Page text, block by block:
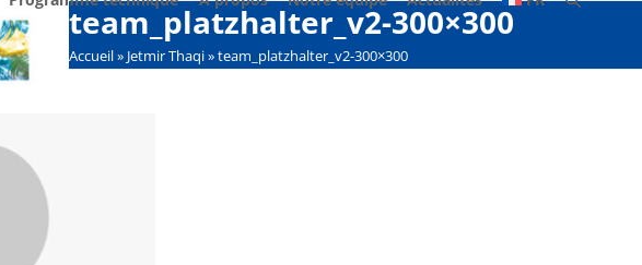
team_platzhalter_v2-300×300
Accueil» Jetmir Thaqi»team_platzhalter_v2-300×300